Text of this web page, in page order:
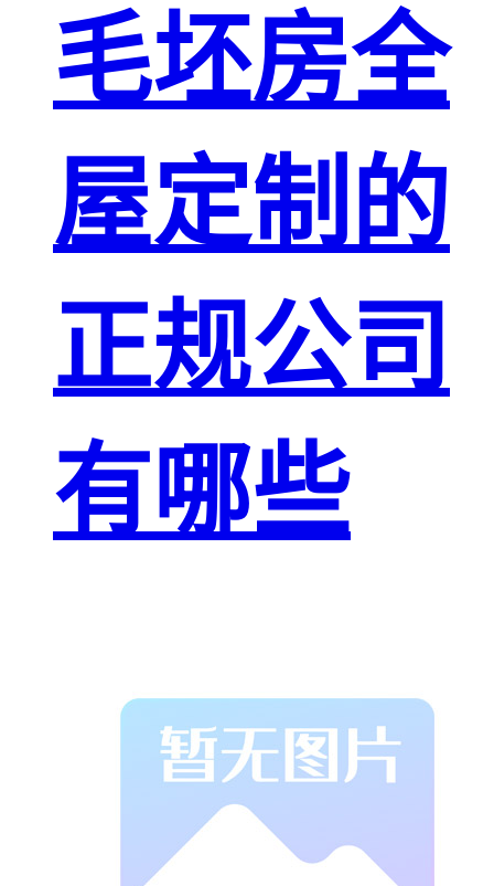
毛坯房全
屋定制的
正规公司
有哪些